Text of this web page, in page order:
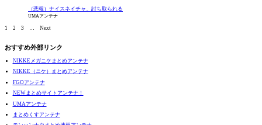
（悲報）ナイスネイチャ、討ち取られる
UMAアンテナ
1 2 3 … Next
おすすめ外部リンク
NIKKEメガニケまとめアンテナ
NIKKE（ニケ）まとめアンテナ
FGOアンテナ
NEWまとめサイトアンテナ！
UMAアンテナ
まとめくすアンテナ